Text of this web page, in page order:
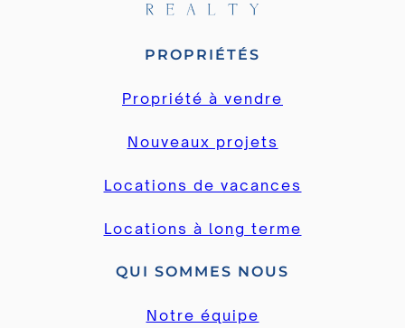
PROPRIÉTÉS
Propriété à vendre
Nouveaux projets
Locations de vacances
Locations à long terme
QUI SOMMES NOUS
Notre équipe